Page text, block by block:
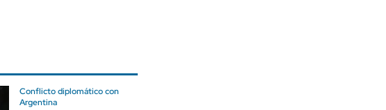
Conflicto diplomático con
Argentina